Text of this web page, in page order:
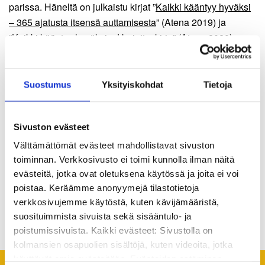
Suostumus Yksityiskohdat Tietoja
Sivuston evästeet
Välttämättömät evästeet mahdollistavat sivuston
toiminnan. Verkkosivusto ei toimi kunnolla ilman näitä
evästeitä, jotka ovat oletuksena käytössä ja joita ei voi
poistaa. Keräämme anonyymejä tilastotietoja
verkkosivujemme käytöstä, kuten kävijämääristä,
suosituimmista sivuista sekä sisääntulo- ja
poistumissivuista. Kaikki evästeet: Sivustolla on
kolmansien osapuolien sisältöjä, kuten videoita, jotka
parissa. Häneltä on julkaistu kirjat ”Kaikki kääntyy hyväksi
– 365 ajatusta itsensä auttamisesta” (Atena 2019) ja
”Kaikki kääntyy hyväksi – Harjoituskirja ” (Atena 2020).
Suutarin kaksikulttuuriseen perheeseen kuuluvat aviomies
Teksti on tuotettu
säätiönjaSuomi-Seuranyhteistyönä STEA:n
myöntämällä valtionavustuksella 2019-2021.
Jaa artikkeli